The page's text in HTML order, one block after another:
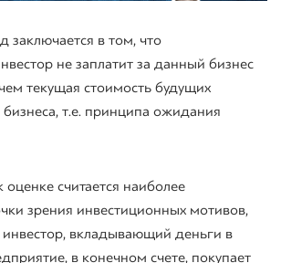
заключается в том, что
не заплатит за данный бизнес
текущая стоимость будущих
т.е. принципа ожидания
считается наиболее
зрения инвестиционных мотивов,
вкладывающий деньги в
в конечном счете, покупает